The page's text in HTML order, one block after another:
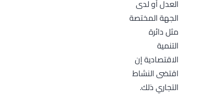
العدل أو لدى
الجهة المختصة
مثل دائرة
التنمية
الاقتصادية إن
اقتضى النشاط
التجاري ذلك.